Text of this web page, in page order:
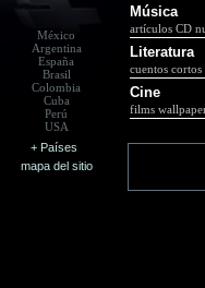
México
Argentina
España
Brasil
Colombia
Cuba
Perú
USA
+ Países
mapa del sitio
Música
artículos CD
Literatura
cuentos cortos
Cine
films